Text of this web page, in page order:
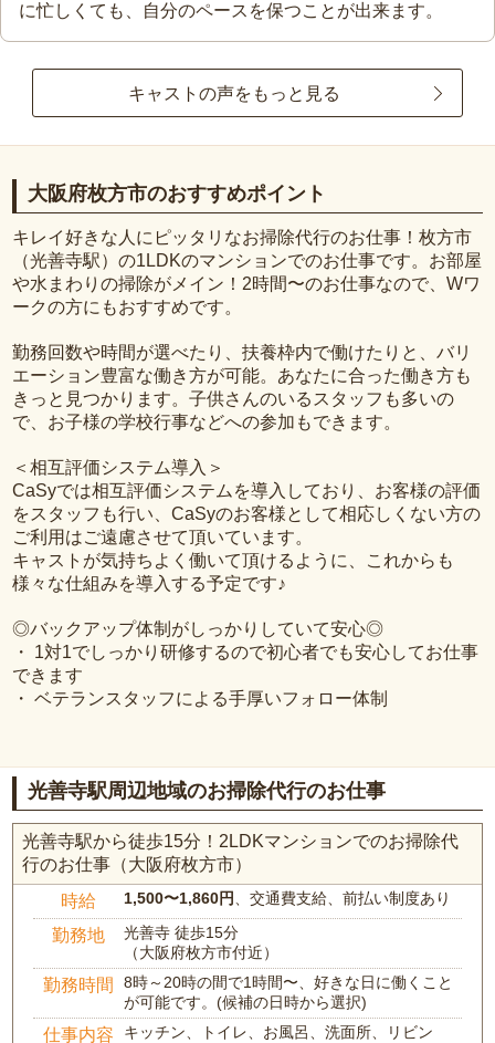
に忙しくても、自分のペースを保つことが出来ます。
キャストの声をもっと見る
大阪府枚方市のおすすめポイント
キレイ好きな人にピッタリなお掃除代行のお仕事！枚方市
（光善寺駅）の1LDKのマンションでのお仕事です。お部屋
や水まわりの掃除がメイン！2時間〜のお仕事なので、Wワ
ークの方にもおすすめです。
勤務回数や時間が選べたり、扶養枠内で働けたりと、バリ
エーション豊富な働き方が可能。あなたに合った働き方も
きっと見つかります。子供さんのいるスタッフも多いの
で、お子様の学校行事などへの参加もできます。
＜相互評価システム導入＞
CaSyでは相互評価システムを導入しており、お客様の評価
をスタッフも行い、CaSyのお客様として相応しくない方の
ご利用はご遠慮させて頂いています。
キャストが気持ちよく働いて頂けるように、これからも
様々な仕組みを導入する予定です♪
◎バックアップ体制がしっかりしていて安心◎
・ 1対1でしっかり研修するので初心者でも安心してお仕事
できます
・ ベテランスタッフによる手厚いフォロー体制
光善寺駅周辺地域のお掃除代行のお仕事
光善寺駅から徒歩15分！2LDKマンションでのお掃除代
行のお仕事（大阪府枚方市）
時給 1,500〜1,860円、交通費支給、前払い制度あり
勤務地
光善寺 徒歩15分
（大阪府枚方市付近）
勤務時間
8時～20時の間で1時間〜、好きな日に働くこと
が可能です。(候補の日時から選択)
仕事内容 キッチン、トイレ、お風呂、洗面所、リビン